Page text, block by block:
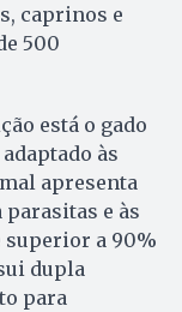
caprinos e
500
está o gado
às
apresenta
e às
superior a 90%
dupla
para